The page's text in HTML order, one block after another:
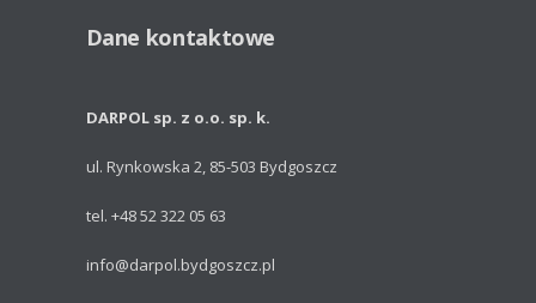
Dane kontaktowe
DARPOL sp. z o.o. sp. k.
ul. Rynkowska 2, 85-503 Bydgoszcz
tel. +48 52 322 05 63
info@darpol.bydgoszcz.pl